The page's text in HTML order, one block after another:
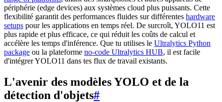
périphérie (edge devices) aux systèmes cloud plus puissants. Cette
flexibilité garantit des performances fluides sur différentes hardware
setups pour les applications en temps réel. De surcroît, YOLO11 est
plus rapide et plus efficace, ce qui réduit les coûts de calcul et
accélère les temps d'inférence. Que tu utilises le Ultralytics Python
package ou la plateforme no-code Ultralytics HUB, il est facile
d'intégrer YOLO11 dans tes flux de travail existants.
L'avenir des modèles YOLO et de la
détection d'objets#